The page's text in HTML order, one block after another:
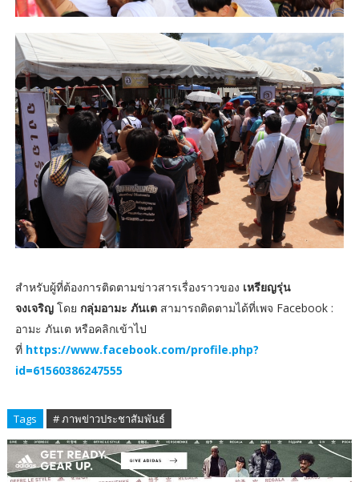
สำหรับผู้ที่ต้องการติดตามข่าวสารเรื่องราวของ เหรียญรุ่น
จงเจริญโดย กลุ่มอามะ ภันเต สามารถติดตามได้ที่เพจ Facebook :
อามะ ภันเต หรือคลิกเข้าไป
ที่ https://www.facebook.com/profile.php?
id=61560386247555
Tags # ภาพข่าวประชาสัมพันธ์